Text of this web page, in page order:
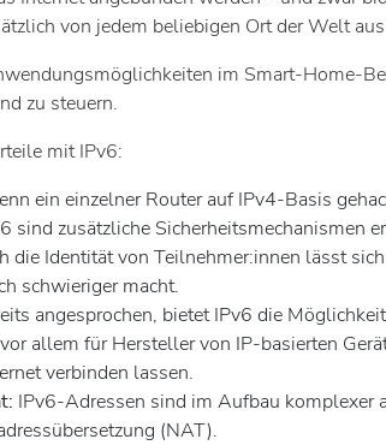
von jedem beliebigen Ort der Welt
im Smart-Home-
zu steuern.
mit IPv6:
ein einzelner Router auf IPv4-Basis
sind zusätzliche Sicherheitsmechanismen
die Identität von Teilnehmer:innen lässt
schwieriger macht.
angesprochen, bietet IPv6 die
allem für Hersteller von IP-basierten
verbinden lassen.
IPv6-Adressen sind im Aufbau komplexer
(NAT).